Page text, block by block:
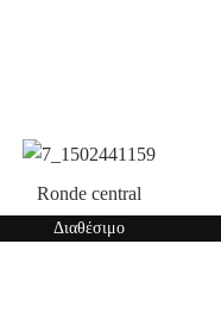
Ronde central
Διαθέσιμο